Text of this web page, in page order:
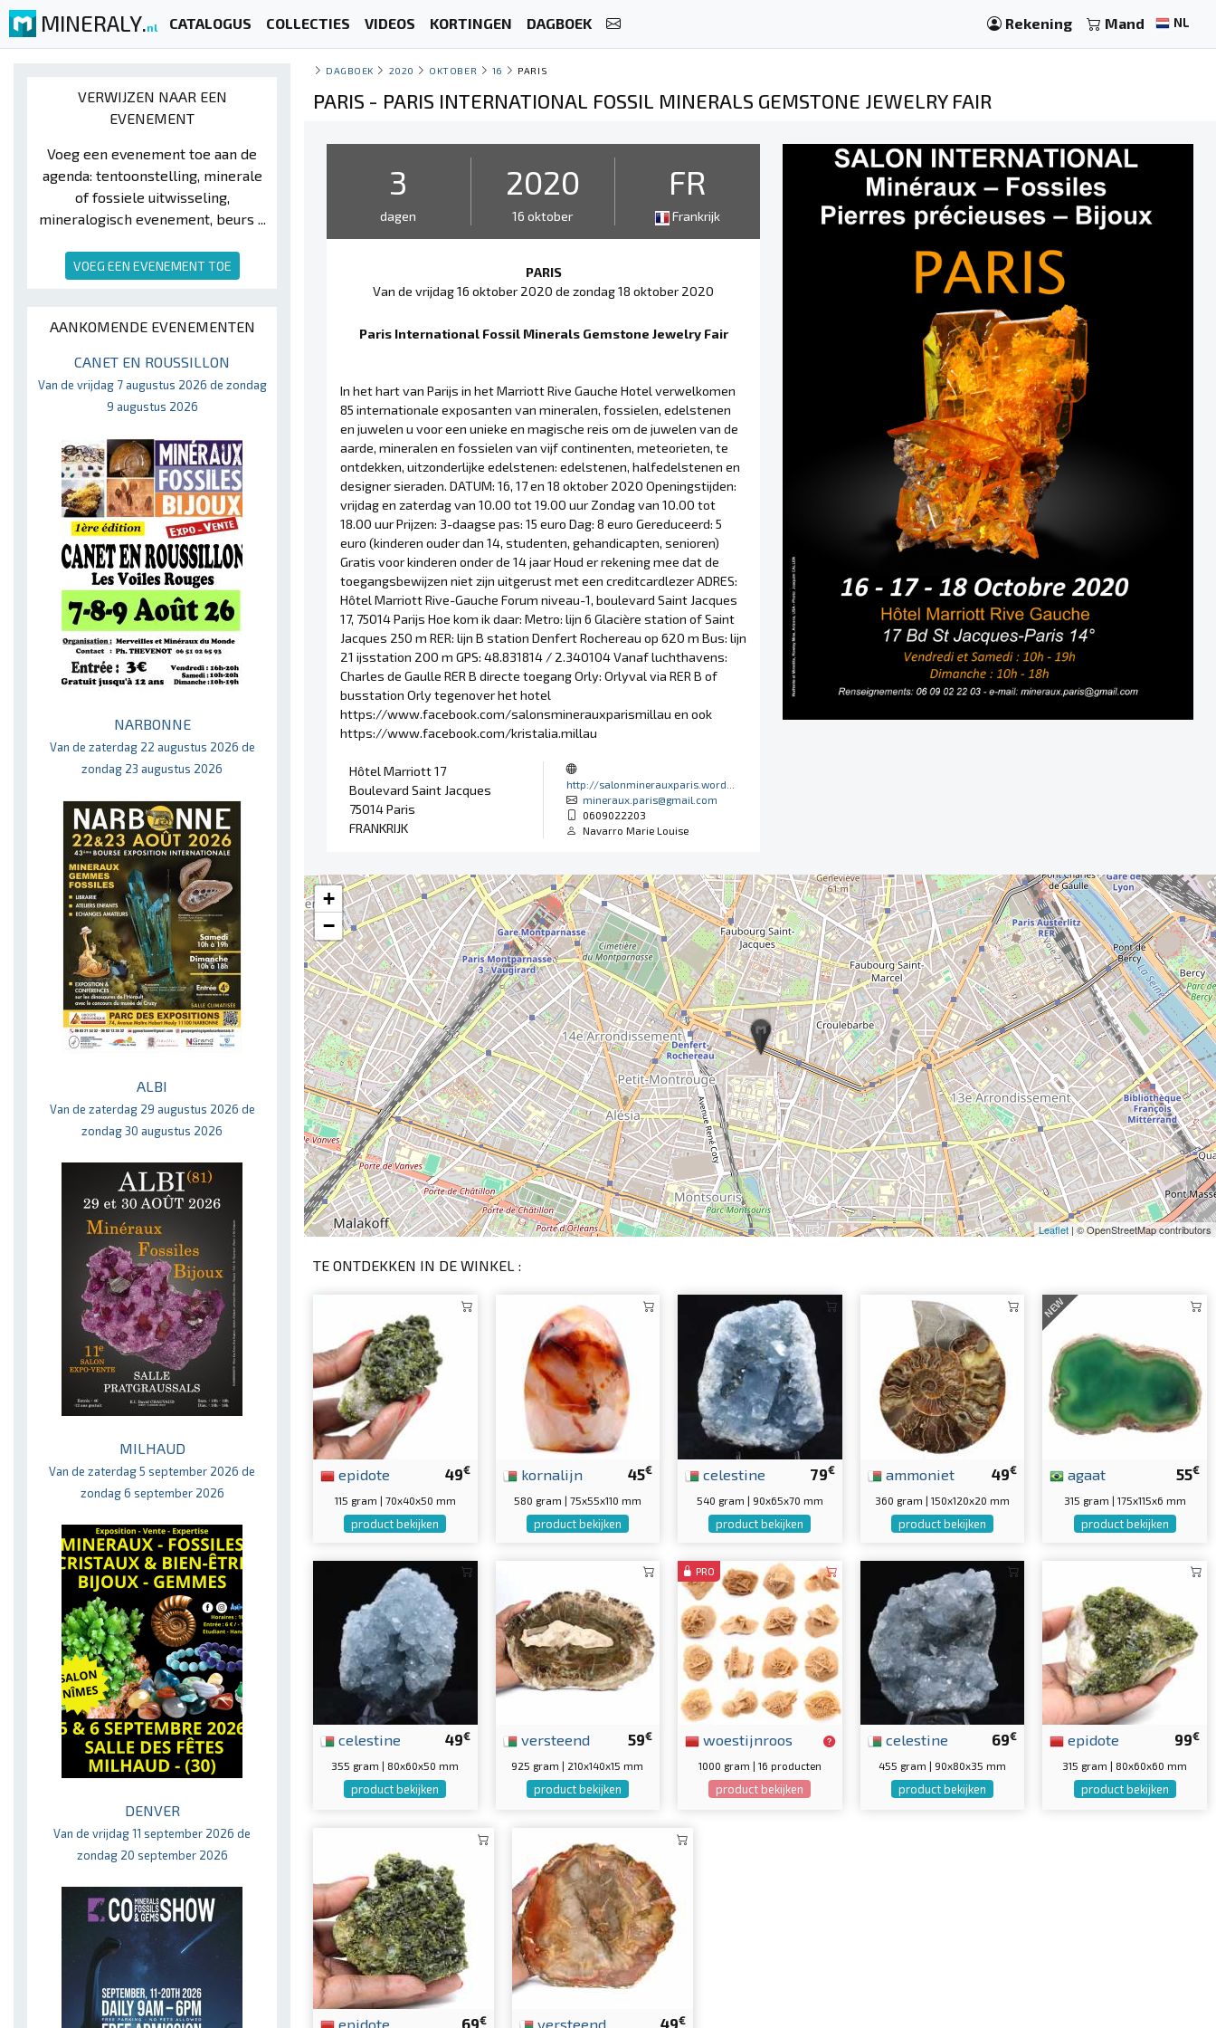
MINERALY.nl CATALOGUS COLLECTIES VIDEOS KORTINGEN DAGBOEK Rekening Mand NL
VERWIJZEN NAAR EEN
EVENEMENT
Voeg een evenement toe aan de
agenda: tentoonstelling, minerale
of fossiele uitwisseling,
mineralogisch evenement, beurs ...
VOEG EEN EVENEMENT TOE
AANKOMENDE EVENEMENTEN
CANET EN ROUSSILLON
Van de vrijdag 7 augustus 2026 de zondag
9 augustus 2026
NARBONNE
Van de zaterdag 22 augustus 2026 de
zondag 23 augustus 2026
ALBI
Van de zaterdag 29 augustus 2026 de
zondag 30 augustus 2026
MILHAUD
Van de zaterdag 5 september 2026 de
zondag 6 september 2026
DENVER
Van de vrijdag 11 september 2026 de
zondag 20 september 2026
DAGBOEK 2020 OKTOBER 16 PARIS
PARIS - PARIS INTERNATIONAL FOSSIL MINERALS GEMSTONE JEWELRY FAIR
3
dagen
2020
16 oktober
FR
Frankrijk
PARIS
Van de vrijdag 16 oktober 2020 de zondag 18 oktober 2020
Paris International Fossil Minerals Gemstone Jewelry Fair
In het hart van Parijs in het Marriott Rive Gauche Hotel verwelkomen
85 internationale exposanten van mineralen, fossielen, edelstenen
en juwelen u voor een unieke en magische reis om de juwelen van de
aarde, mineralen en fossielen van vijf continenten, meteorieten, te
ontdekken, uitzonderlijke edelstenen: edelstenen, halfedelstenen en
designer sieraden. DATUM: 16, 17 en 18 oktober 2020 Openingstijden:
vrijdag en zaterdag van 10.00 tot 19.00 uur Zondag van 10.00 tot
18.00 uur Prijzen: 3-daagse pas: 15 euro Dag: 8 euro Gereduceerd: 5
euro (kinderen ouder dan 14, studenten, gehandicapten, senioren)
Gratis voor kinderen onder de 14 jaar Houd er rekening mee dat de
toegangsbewijzen niet zijn uitgerust met een creditcardlezer ADRES:
Hôtel Marriott Rive-Gauche Forum niveau-1, boulevard Saint Jacques
17, 75014 Parijs Hoe kom ik daar: Metro: lijn 6 Glacière station of Saint
Jacques 250 m RER: lijn B station Denfert Rochereau op 620 m Bus: lijn
21 ijsstation 200 m GPS: 48.831814 / 2.340104 Vanaf luchthavens:
Charles de Gaulle RER B directe toegang Orly: Orlyval via RER B of
busstation Orly tegenover het hotel
https://www.facebook.com/salonsminerauxparismillau en ook
https://www.facebook.com/kristalia.millau
Hôtel Marriott 17
Boulevard Saint Jacques
75014 Paris
FRANKRIJK
http://salonminerauxparis.word...
mineraux.paris@gmail.com
0609022203
Navarro Marie Louise
+
−
Leaflet | © OpenStreetMap contributors
TE ONTDEKKEN IN DE WINKEL :
49€
epidote
115 gram | 70x40x50 mm
product bekijken
45€
kornalijn
580 gram | 75x55x110 mm
product bekijken
79€
celestine
540 gram | 90x65x70 mm
product bekijken
49€
ammoniet
360 gram | 150x120x20 mm
product bekijken
NEW
55€
agaat
315 gram | 175x115x6 mm
product bekijken
49€
celestine
355 gram | 80x60x50 mm
product bekijken
59€
versteend
925 gram | 210x140x15 mm
product bekijken
PRO
woestijnroos
1000 gram | 16 producten
product bekijken
69€
celestine
455 gram | 90x80x35 mm
product bekijken
99€
epidote
315 gram | 80x60x60 mm
product bekijken
69€
epidote 49€
versteend